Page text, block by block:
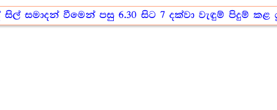
සිල් සමාදන් වීමෙන් පසු 6.30 සිට 7 දක්වා වැඳුම් පිදුම් කළ